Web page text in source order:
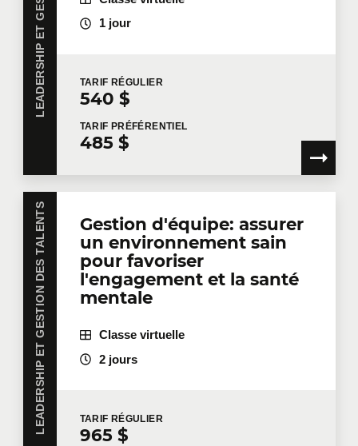
1 jour
TARIF RÉGULIER
540 $
TARIF PRÉFÉRENTIEL
485 $
LEADERSHIP ET GESTION DES TALENTS
Gestion d'équipe: assurer
un environnement sain
pour favoriser
l'engagement et la santé
mentale
Classe virtuelle
2 jours
TARIF RÉGULIER
965 $